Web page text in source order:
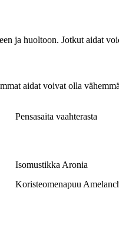
ja huoltoon. Jotkut aidat
aidat voivat olla
Pensasaita vaahterasta
Isomustikka Aronia
Koristeomenapuu